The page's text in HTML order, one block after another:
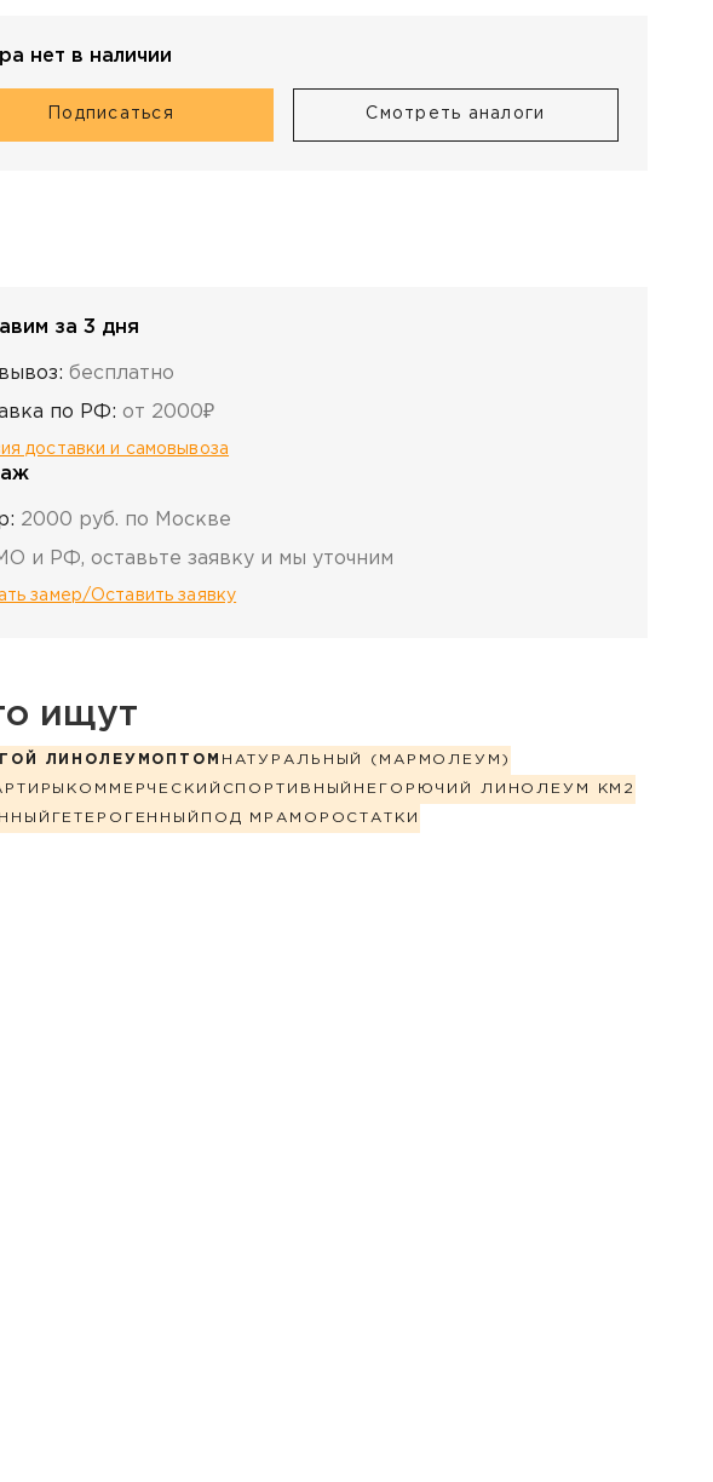
нет в наличии
Подписаться Смотреть аналоги
за 3 дня
бесплатно
по РФ: от 2000₽
доставки и самовывоза
2000 руб. по Москве
и РФ, оставьте заявку и мы уточним
замер/Оставить заявку
ищут
ЛИНОЛЕУМ ОПТОМ НАТУРАЛЬНЫЙ (МАРМОЛЕУМ)
КОММЕРЧЕСКИЙ СПОРТИВНЫЙ НЕГОРЮЧИЙ ЛИНОЛЕУМ КМ2
ГЕТЕРОГЕННЫЙ ПОД МРАМОР ОСТАТКИ